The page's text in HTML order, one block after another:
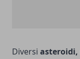
Diversi asteroidi,